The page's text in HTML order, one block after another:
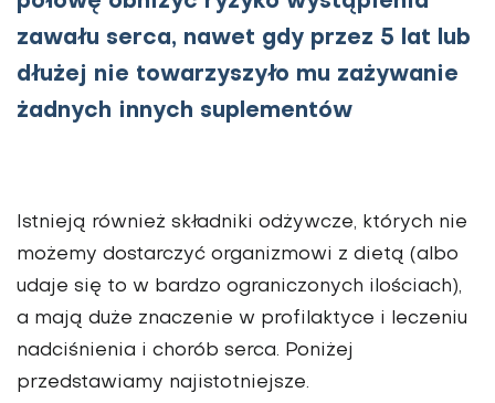
zawału serca, nawet gdy przez 5 lat lub
dłużej nie towarzyszyło mu zażywanie
żadnych innych suplementów
Istnieją również składniki odżywcze, których nie
możemy dostarczyć organizmowi z dietą (albo
udaje się to w bardzo ogra­niczonych ilościach),
a mają duże znaczenie w profilaktyce i leczeniu
nadciśnienia i chorób serca. Poniżej
przedstawiamy najistotniejsze.